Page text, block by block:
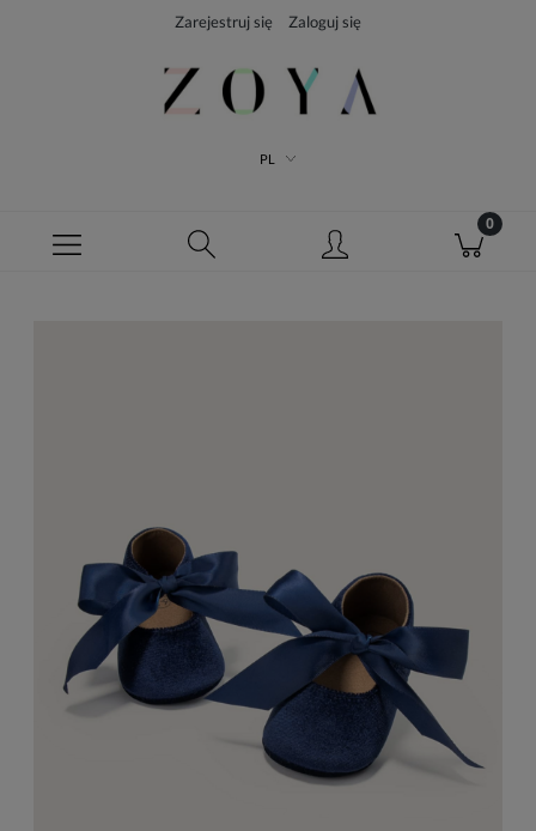
Zarejestruj się Zaloguj się
PL